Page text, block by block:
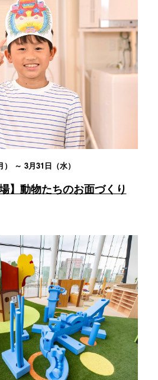
） ～ 3月31日（水）
】動物たちのお面づくり